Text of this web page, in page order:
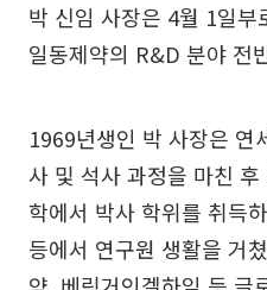
박 신임 사장은 4월 1일
일동제약의 R&D 분야 전
1969년생인 박 사장은 연
사 및 석사 과정을 마친
학에서 박사 학위를 취득
등에서 연구원 생활을 거